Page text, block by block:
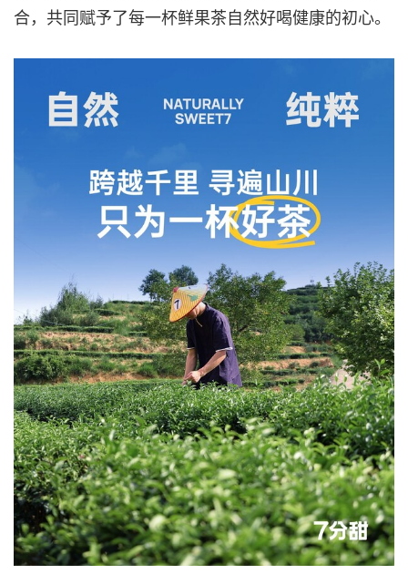
合，共同赋予了每一杯鲜果茶自然好喝健康的初心。